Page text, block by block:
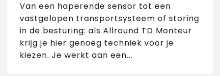
Van een haperende sensor tot een
vastgelopen transportsysteem of storing
in de besturing: als Allround TD Monteur
krijg je hier genoeg techniek voor je
kiezen. Je werkt aan een...